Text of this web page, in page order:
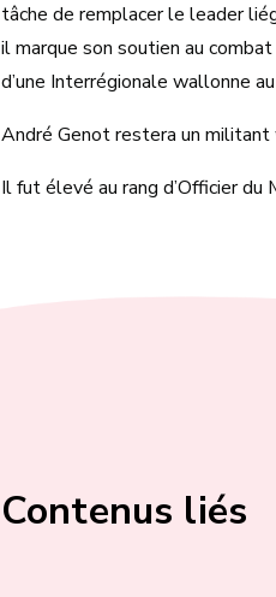
tâche de remplacer le leader
il marque son soutien au
d’une Interrégionale wallonne
André Genot restera un militant
Il fut élevé au rang d’Officier
Contenus liés